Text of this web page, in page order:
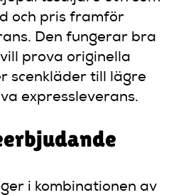
och pris framför
Den fungerar bra
prova originella
scenkläder till lägre
expressleverans.
i kombinationen av